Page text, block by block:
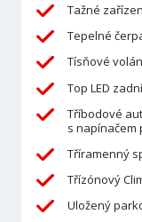
Tažné
Tepelné
Tísňové
Top LED
Tříbodové
s napínačem
Tříramenný
Třízónový
Uložený